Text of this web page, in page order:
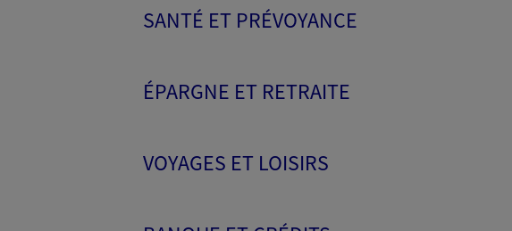
SANTÉ ET PRÉVOYANCE
ÉPARGNE ET RETRAITE
VOYAGES ET LOISIRS